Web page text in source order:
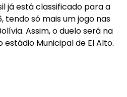
já está classificado para a
tendo só mais um jogo nas
Assim, o duelo será na
Municipal de El Alto.